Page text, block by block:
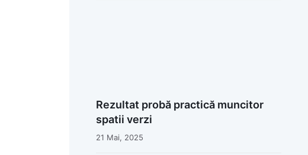
Rezultat probă practică muncitor
spatii verzi
21 Mai, 2025